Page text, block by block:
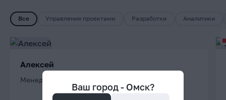
Все Управления проектами Разработки Аналитики
Алексей
Менеджер проектов
Ваш город - Омск?